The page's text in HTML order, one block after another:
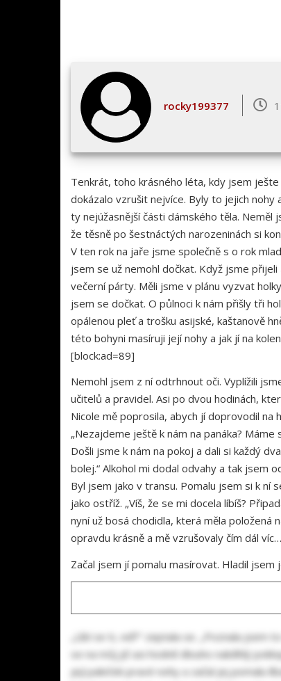
rocky199377
Tenkrát, toho krásného léta, kdy jsem ješte
dokázalo vzrušit nejvíce. Byly to jejich nohy
ty nejúžasnější části dámského těla. Neměl
že těsně po šestnáctých narozeninách si
V ten rok na jaře jsme společně s o rok
jsem se už nemohl dočkat. Když jsme
večerní párty. Měli jsme v plánu vyzvat
jsem se dočkat. O půlnoci k nám přišly tři
opálenou pleť a trošku asijské, kaštanově
této bohyni masíruji její nohy a jak jí na
[block:ad=89]
Nemohl jsem z ní odtrhnout oči. Vyplížili
učitelů a pravidel. Asi po dvou hodinách,
Nicole mě poprosila, abych jí doprovodil na
„Nezajdeme ještě k nám na panáka?
Došli jsme k nám na pokoj a dali si každý
bolej.“ Alkohol mi dodal odvahy a tak jsem
Byl jsem jako v transu. Pomalu jsem si k ní
jako ostříž. „Víš, že se mi docela líbíš?
nyní už bosá chodidla, která měla položená
opravdu krásně a mě vzrušovaly čím dál
Začal jsem jí pomalu masírovat. Hladil jsem
„Líbí se ti, viď?“ zeptala se. „Poznala
se na můj již asi hodně dlouho naběhlý
její paleček pravé nohy a začal jej pomalu